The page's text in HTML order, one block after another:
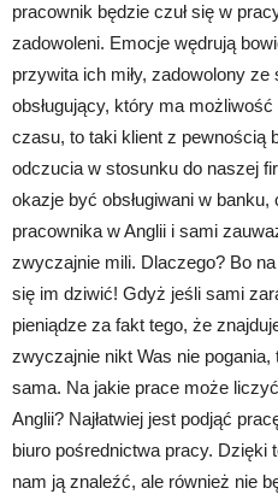
pracownik będzie czuł się w
zadowoleni. Emocje wędrują
przywita ich miły, zadowolony
obsługujący, który ma
czasu, to taki klient z pewnością
odczucia w stosunku do naszej
okazje być obsługiwani w
pracownika w Anglii i sami
zwyczajnie mili. Dlaczego? Bo
się im dziwić! Gdyż jeśli sami
pieniądze za fakt tego, że
zwyczajnie nikt Was nie pogania,
sama. Na jakie prace może
Anglii? Najłatwiej jest podjąć
biuro pośrednictwa pracy. Dzięki
nam ją znaleźć, ale również nie